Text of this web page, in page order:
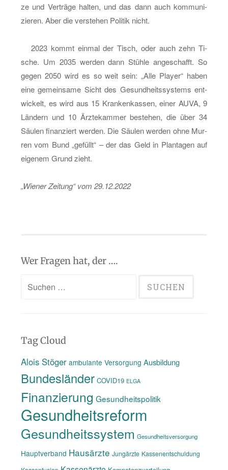
ze und Ver­trä­ge hal­ten, und das dann auch kom­mu­ni­
zie­ren. Aber die ver­ste­hen Po­li­tik nicht.
2023 kommt ein­mal der Tisch, oder auch zehn Ti­
sche. Um 2035 wer­den dann Stüh­le an­ge­schafft. So
gegen 2050 wird es so weit sein: „Alle Play­er“ haben
eine ge­mein­sa­me Sicht des Ge­sund­heits­sys­tems ent­
wi­ckelt, es wird aus 15 Kran­ken­kas­sen, einer AUVA, 9
Län­dern und 10 Ärz­te­kam­mer be­ste­hen, die über 34
Säu­len fi­nan­ziert wer­den. Die Säu­len wer­den ohne Mur­
ren vom Bund „ge­füllt“ – der das Geld in Plan­ta­gen auf
ei­ge­nem Grund zieht.
„Wie­ner Zei­tung“ vom 29.12.2022
Wer Fragen hat, der ….
Suchen
Tag Cloud
Alois Stöger ambulante Versorgung Ausbildung
Bundesländer COVID19 ELGA
Finanzierung Gesundheitspolitik
Gesundheitsreform
Gesundheitssystem Gesundheitsversorgung
Hauptverband Hausärzte Jungärzte Kassenentschuldung